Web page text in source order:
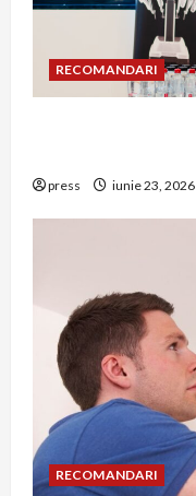
RECOMANDARI
press iunie 23, 2026
RECOMANDARI